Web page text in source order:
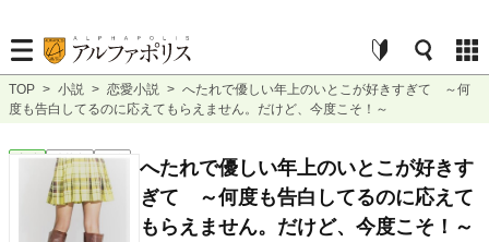
TOP > 小説 > 恋愛小説 > へたれで優しい年上のいとこが好きすぎて ～何
度も告白してるのに応えてもらえません。だけど、今度こそ！～
恋愛 連載中 短編
へたれで優しい年上のいとこが好きす
ぎて ～何度も告白してるのに応えて
もらえません。だけど、今度こそ！～